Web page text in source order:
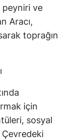
peyniri ve
Aracı,
toprağın
için
sosyal